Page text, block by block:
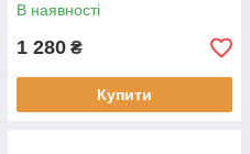
В наявності
1 280 ₴
Купити